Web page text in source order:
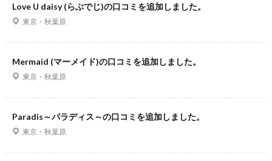
Love U daisy (らぶでじ)の口コミを追加しました。
東京・秋葉原
Mermaid (マーメイド)の口コミを追加しました。
東京・秋葉原
Paradis～パラディス～の口コミを追加しました。
東京・秋葉原